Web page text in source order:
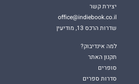
יצירת קשר
office@indiebook.co.il
שדרות הרכס 13, מודיעין
למה אינדיבוק?
תקנון האתר
סופרים
סדרות ספרים